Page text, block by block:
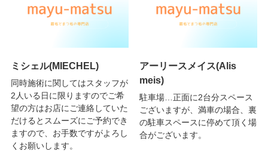
ミシェル(MIECHEL)
同時施術に関してはスタッフが
2人いる日に限りますのでご希
望の方はお店にご連絡していた
だけるとスムーズにご予約でき
ますので、お手数ですがよろし
くお願いします。
アーリースメイス(Alis
meis)
駐車場…正面に2台分スペース
ございますが、満車の場合、裏
の駐車スペースに停めて頂く場
合がございます。